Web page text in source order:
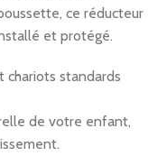
ce réducteur
et protégé.
standards
de votre enfant,